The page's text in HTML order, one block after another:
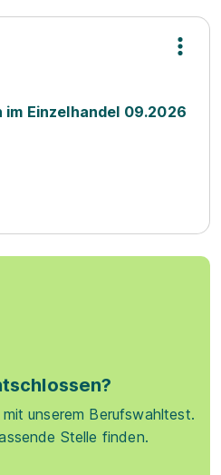
Einzelhandel 09.2026
unserem Berufswahltest.
Stelle finden.